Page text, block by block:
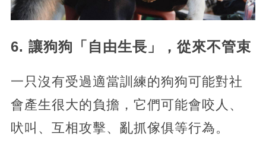
6. 讓狗狗「自由生長」，從來不管束
一只沒有受過適當訓練的狗狗可能對社
會產生很大的負擔，它們可能會咬人、
吠叫、互相攻擊、亂抓傢俱等行為。